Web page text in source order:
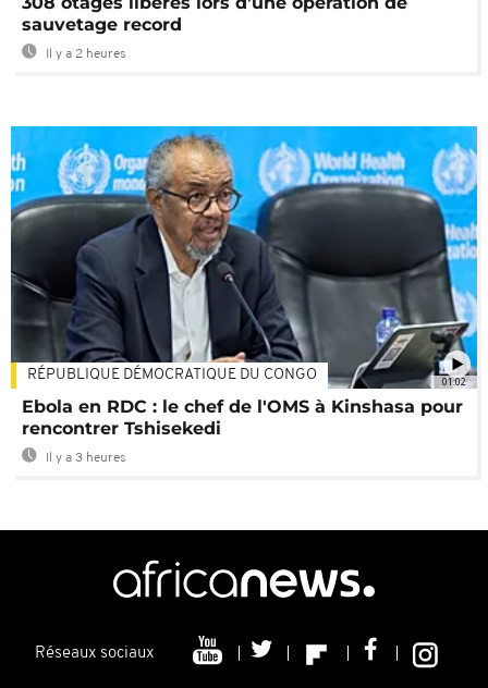
sauvetage record
Il y a 2 heures
01:02
RÉPUBLIQUE DÉMOCRATIQUE DU CONGO
Ebola en RDC : le chef de l'OMS à Kinshasa pour
rencontrer Tshisekedi
Il y a 3 heures
Réseaux sociaux